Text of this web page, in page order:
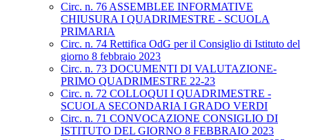
Circ. n. 76 ASSEMBLEE INFORMATIVE
CHIUSURA I QUADRIMESTRE - SCUOLA
PRIMARIA
Circ. n. 74 Rettifica OdG per il Consiglio di Istituto del
giorno 8 febbraio 2023
Circ. n. 73 DOCUMENTI DI VALUTAZIONE-
PRIMO QUADRIMESTRE 22-23
Circ. n. 72 COLLOQUI I QUADRIMESTRE -
SCUOLA SECONDARIA I GRADO VERDI
Circ. n. 71 CONVOCAZIONE CONSIGLIO DI
ISTITUTO DEL GIORNO 8 FEBBRAIO 2023